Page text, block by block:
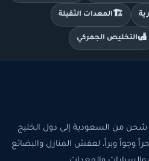
🏗️المعدات الثقيلة
🛃التخليص الجمركي
من السعودية إلى دول الخليج
وجواً وبراً، لعفش المنازل والبضائع